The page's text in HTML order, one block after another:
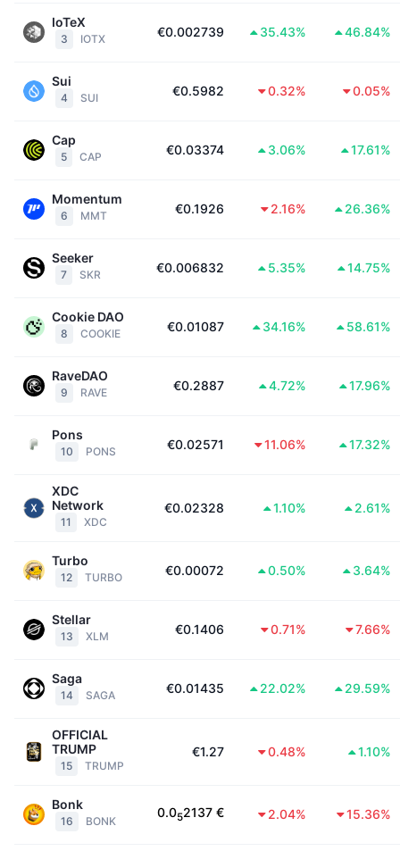
Nadchádzajúce
Nedávno pridané
Najnavštevovanejšie
Nálada komunity
Poradie reťazca
Nové
Krypto
Šport
Financie
Celkové štatistiky NFT
Nadchádzajúce predaje
Index strachu a chamtivosti.
Index sezóny altcoinov
Dominancia bitcoinu
CoinMarketCap 20 Index
CoinMarketCap 100 Index
Bitcoin ETF
Ethereum ETF
Technická analýza
MACD
Deriváty
Prehľad
Sadzby financovania
Cenník
Zdroje
Dokumentácia
Centrum agentov CMC
Trhovisko zručností
CMC Launch
CMC Labs
Hlavné správy
Telegram Bot
Webové widgety
Akadémia
Preskúmať
Glosár
Kampane
Výsadky
Učte sa a zarábajte
Kalendáre
IoTeX
3 IOTX €0.002739 35.43% 46.84%
Sui
4 SUI €0.5982 0.32% 0.05%
Cap
5 CAP €0.03374 3.06% 17.61%
Momentum
6 MMT €0.1926 2.16% 26.36%
Seeker
7 SKR €0.006832 5.35% 14.75%
Cookie DAO
8 COOKIE €0.01087 34.16% 58.61%
RaveDAO
9 RAVE €0.2887 4.72% 17.96%
Pons
10 PONS €0.02571 11.06% 17.32%
XDC
Network
11 XDC
€0.02328 1.10% 2.61%
Turbo
12 TURBO €0.00072 0.50% 3.64%
Stellar
13 XLM €0.1406 0.71% 7.66%
Saga
14 SAGA €0.01435 22.02% 29.59%
OFFICIAL
TRUMP
15 TRUMP
€1.27 0.48% 1.10%
Bonk
16 BONK
0.052137 € 2.04% 15.36%